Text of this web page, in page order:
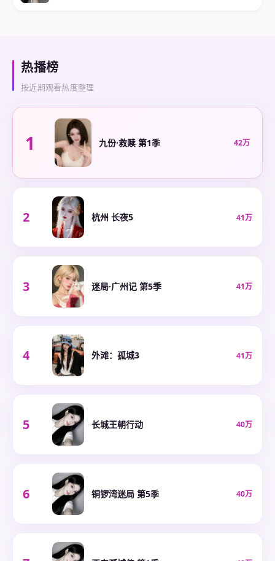
热播榜
按近期观看热度整理
1 九份·救赎 第1季 42万
2 杭州 长夜5 41万
3 迷局·广州记 第5季 41万
4 外滩：孤城3 41万
5 长城王朝行动 40万
6 铜锣湾迷局 第5季 40万